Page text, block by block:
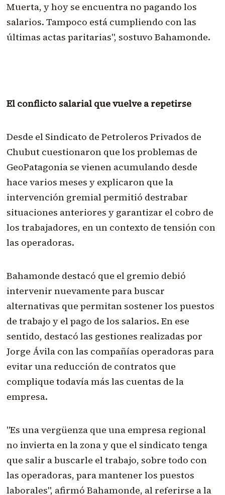
Muerta, y hoy se encuentra no pagando los
salarios. Tampoco está cumpliendo con las
últimas actas paritarias", sostuvo Bahamonde.
El conflicto salarial que vuelve a repetirse
Desde el Sindicato de Petroleros Privados de
Chubut cuestionaron que los problemas de
GeoPatagonia se vienen acumulando desde
hace varios meses y explicaron que la
intervención gremial permitió destrabar
situaciones anteriores y garantizar el cobro de
los trabajadores, en un contexto de tensión con
las operadoras.
Bahamonde destacó que el gremio debió
intervenir nuevamente para buscar
alternativas que permitan sostener los puestos
de trabajo y el pago de los salarios. En ese
sentido, destacó las gestiones realizadas por
Jorge Ávila con las compañías operadoras para
evitar una reducción de contratos que
complique todavía más las cuentas de la
empresa.
"Es una vergüenza que una empresa regional
no invierta en la zona y que el sindicato tenga
que salir a buscarle el trabajo, sobre todo con
las operadoras, para mantener los puestos
laborales", afirmó Bahamonde, al referirse a la